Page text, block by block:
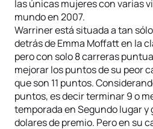
las únicas mujeres con varias
mundo en 2007.
Warriner está situada a tan
detrás de Emma Moffatt en la
pero con solo 8 carreras
mejorar los puntos de su peor
que son 11 puntos.
puntos, es decir terminar 9 o
temporada en Segundo lugar y
dolares de premio. Pero en su